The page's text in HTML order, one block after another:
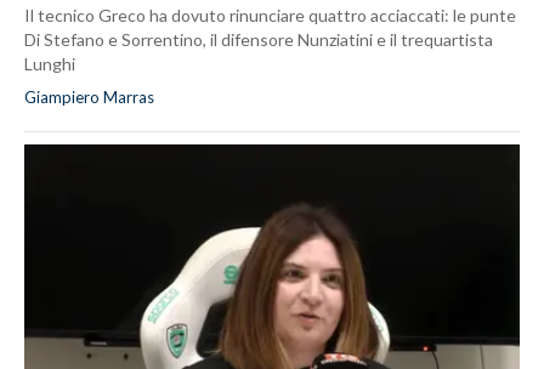
Il tecnico Greco ha dovuto rinunciare quattro acciaccati: le punte
Di Stefano e Sorrentino, il difensore Nunziatini e il trequartista
Lunghi
Giampiero Marras